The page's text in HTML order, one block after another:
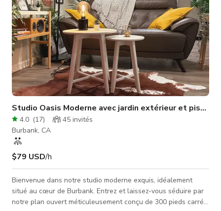
Studio Oasis Moderne avec jardin extérieur et piscine
4.0 (17) 45 invités
Burbank, CA
$79 USD/h
Bienvenue dans notre studio moderne exquis, idéalement
situé au cœur de Burbank. Entrez et laissez-vous séduire par
notre plan ouvert méticuleusement conçu de 300 pieds carrés,